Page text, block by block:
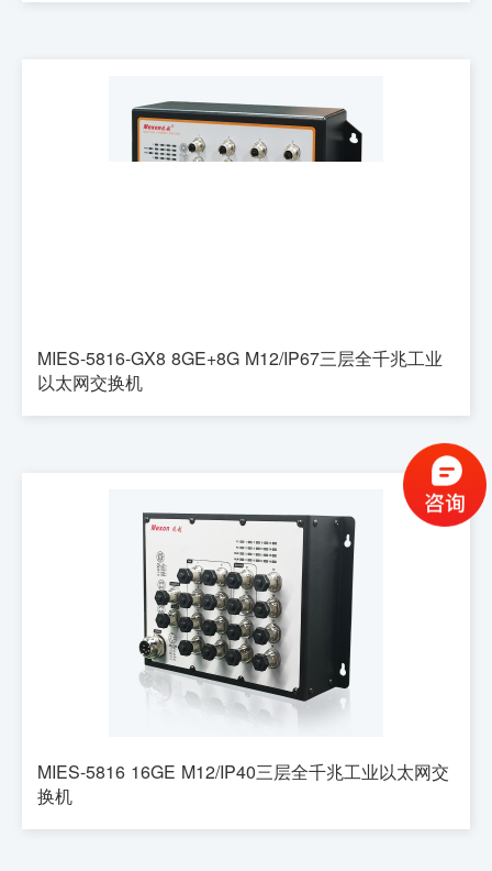
MIES-5816-GX8 8GE+8G M12/IP67三层全千兆工业
以太网交换机
MIES-5816 16GE M12/IP40三层全千兆工业以太网交
换机